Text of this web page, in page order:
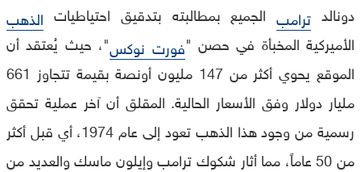
دونالد ترامب الجميع بمطالبته بتدقيق احتياطيات الذهب
الأميركية المخبأة في حصن "فورت نوكس"، حيث يُعتقد أن
الموقع يحوي أكثر من 147 مليون أونصة بقيمة تتجاوز 661
مليار دولار وفق الأسعار الحالية. المقلق أن آخر عملية تحقق
رسمية من وجود هذا الذهب تعود إلى عام 1974، أي قبل أكثر
من 50 عاماً، مما أثار شكوك ترامب وإيلون ماسك والعديد من